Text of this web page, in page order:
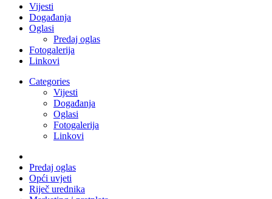
Vijesti
Događanja
Oglasi
Predaj oglas
Fotogalerija
Linkovi
Categories
Vijesti
Događanja
Oglasi
Fotogalerija
Linkovi
Predaj oglas
Opći uvjeti
Riječ urednika